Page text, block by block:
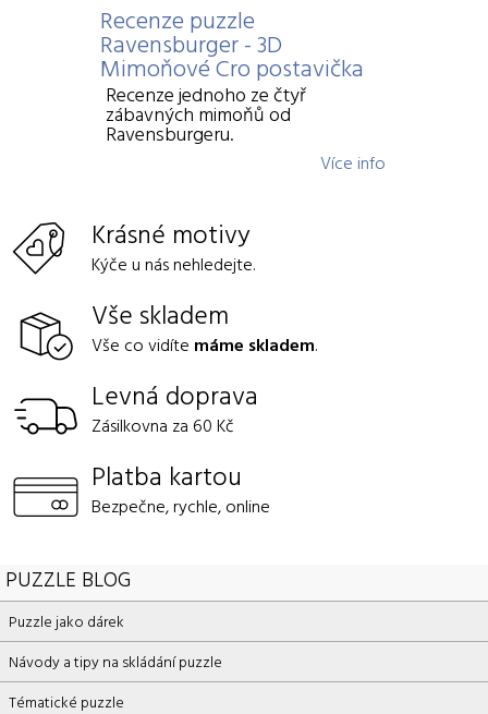
Recenze puzzle
Ravensburger - 3D
Mimoňové Cro postavička
Recenze jednoho ze čtyř
zábavných mimoňů od
Ravensburgeru.
Více info
Krásné motivy
Kýče u nás nehledejte.
Vše skladem
Vše co vidíte máme skladem.
Levná doprava
Zásilkovna za 60 Kč
Platba kartou
Bezpečne, rychle, online
PUZZLE BLOG
Puzzle jako dárek
Návody a tipy na skládání puzzle
Tématické puzzle